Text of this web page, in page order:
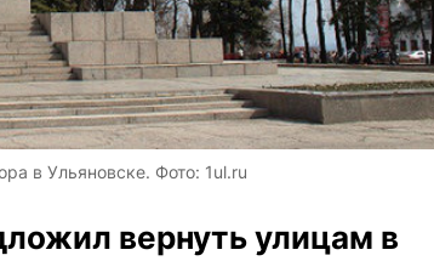
в Ульяновске. Фото: 1ul.ru
вернуть улицам в